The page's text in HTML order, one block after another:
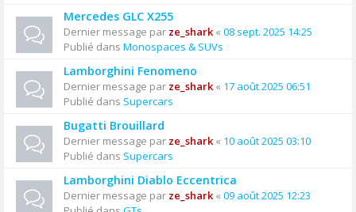
Mercedes GLC X255
Dernier message par ze_shark« 08 sept. 2025 14:25
Publié dans Monospaces & SUVs
Lamborghini Fenomeno
Dernier message par ze_shark« 17 août 2025 06:51
Publié dans Supercars
Bugatti Brouillard
Dernier message par ze_shark« 10 août 2025 03:10
Publié dans Supercars
Lamborghini Diablo Eccentrica
Dernier message par ze_shark« 09 août 2025 12:23